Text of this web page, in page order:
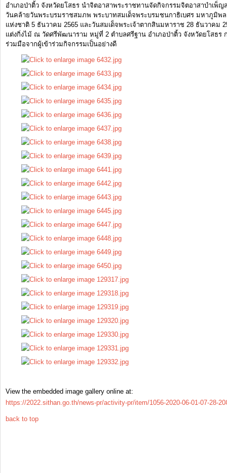
เรียน
อำเภอป่าติ้ว จังหวัดยโสธร นำจิตอาสาพระราชทานจัดกิจกรรมจิตอาสาบำเพ็
วันคล้ายวันพระบรมราชสมภพ พระบาทสมเด็จพระบรมชนกาธิเบศร มหาภูมิ
แห่งชาติ 5 ธันวาคม 2565 และวันสมเด็จพระเจ้าตากสินมหาราช 28 ธันวาคม
แต่งกิ่งไม้ ณ วัดศรีพัฒนาราม หมู่ที่ 2 ตำบลศรีฐาน อำเภอป่าติ้ว จังหวัดยโสธร
ร่วมมือจากผู้เข้าร่วมกิจกรรมเป็นอย่างดี
View the embedded image gallery online at:
https://2022.sithan.go.th/news-pr/activity-pr/item/1056-2020-06-01-07-28-
back to top